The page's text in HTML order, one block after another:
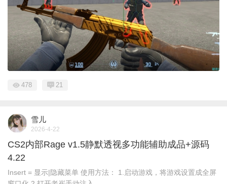
478 21
雪儿
2026-4-22
CS2内部Rage v1.5静默透视多功能辅助成品+源码
4.22
Insert = 显示|隐藏菜单 使用方法： 1.启动游戏，将游戏设置成全屏